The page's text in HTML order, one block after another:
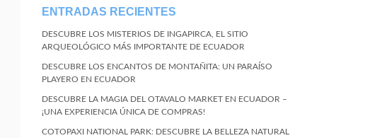
ENTRADAS RECIENTES
DESCUBRE LOS MISTERIOS DE INGAPIRCA, EL SITIO
ARQUEOLÓGICO MÁS IMPORTANTE DE ECUADOR
DESCUBRE LOS ENCANTOS DE MONTAÑITA: UN PARAÍSO
PLAYERO EN ECUADOR
DESCUBRE LA MAGIA DEL OTAVALO MARKET EN ECUADOR –
¡UNA EXPERIENCIA ÚNICA DE COMPRAS!
COTOPAXI NATIONAL PARK: DESCUBRE LA BELLEZA NATURAL